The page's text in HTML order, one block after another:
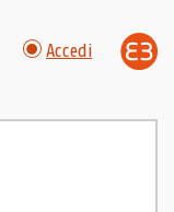
Accedi